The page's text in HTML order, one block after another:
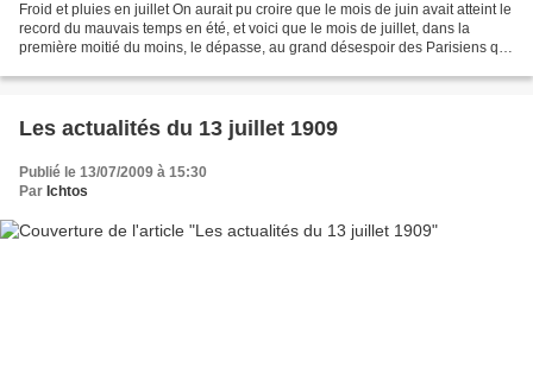
Froid et pluies en juillet On aurait pu croire que le mois de juin avait atteint le
record du mauvais temps en été, et voici que le mois de juillet, dans la
première moitié du moins, le dépasse, au grand désespoir des Parisiens qui
Les actualités du 13 juillet 1909
Publié le 13/07/2009 à 15:30
Par Ichtos